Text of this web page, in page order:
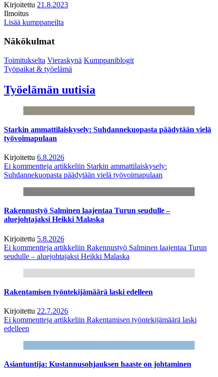
Kirjoitettu 21.8.2023
Ilmoitus
Lisää kumppaneilta
Näkökulmat
Toimitukselta Vieraskynä Kumppaniblogit
Työpaikat & työelämä
Työelämän uutisia
Starkin ammattilaiskysely: Suhdannekuopasta päädytään vielä
työvoimapulaan
Kirjoitettu 6.8.2026
Ei kommentteja artikkeliin Starkin ammattilaiskysely:
Suhdannekuopasta päädytään vielä työvoimapulaan
Rakennustyö Salminen laajentaa Turun seudulle –
aluejohtajaksi Heikki Malaska
Kirjoitettu 5.8.2026
Ei kommentteja artikkeliin Rakennustyö Salminen laajentaa Turun
seudulle – aluejohtajaksi Heikki Malaska
Rakentamisen työntekijämäärä laski edelleen
Kirjoitettu 22.7.2026
Ei kommentteja artikkeliin Rakentamisen työntekijämäärä laski
edelleen
Asiantuntija: Kustannusohjauksen haaste on johtaminen